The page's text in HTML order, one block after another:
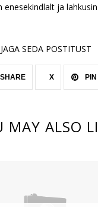
ja
JAGA SEDA POSTITUST
SHARE X
MAY ALSO